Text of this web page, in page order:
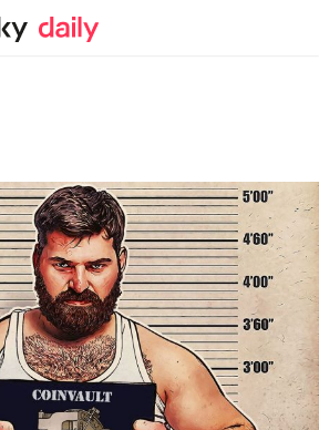
Blog oficial da Kaspersky